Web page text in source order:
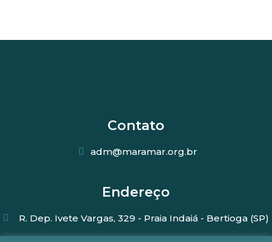
Contato
adm@maramar.org.br
Endereço
R. Dep. Ivete Vargas, 329 - Praia Indaiá - Bertioga (SP)